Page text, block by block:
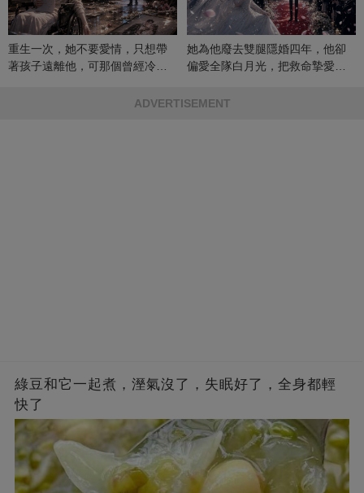
重生一次，她不要愛情，只想帶
著孩子遠離他，可那個曾經冷漠
她為他廢去雙腿隱婚四年，他卻
偏愛全隊白月光，把救命摯愛當
ADVERTISEMENT
綠豆和它一起煮，溼氣沒了，失眠好了，全身都輕
快了